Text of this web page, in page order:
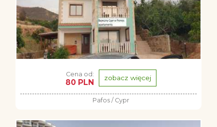
Cena od:
80 PLN zobacz więcej
Pafos / Cypr